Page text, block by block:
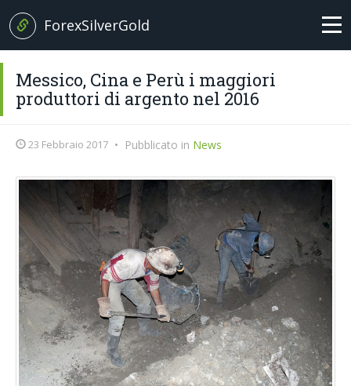
ForexSilverGold
News
+ Analisi
EUR/USD
Petrolio
Oro
Argento
EUR/GBP
Brexit News
Broker
Forex Trading
Glossario
English version
Messico, Cina e Perù i maggiori
produttori di argento nel 2016
23 Febbraio 2017 • Pubblicato in News